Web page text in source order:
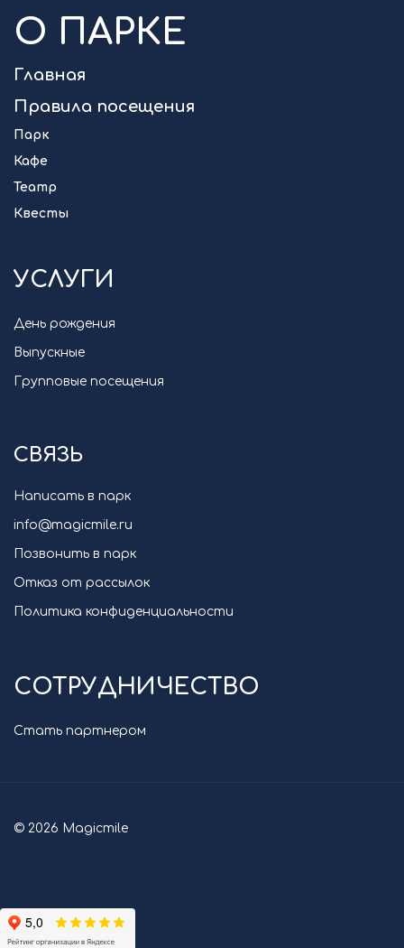
О ПАРКЕ
Главная
Правила посещения
Парк
Кафе
Театр
Квесты
УСЛУГИ
День рождения
Выпускные
Групповые посещения
СВЯЗЬ
Написать в парк
info@magicmile.ru
Позвонить в парк
Отказ от рассылок
Политика конфиденциальности
СОТРУДНИЧЕСТВО
Стать партнером
© 2026 Magicmile